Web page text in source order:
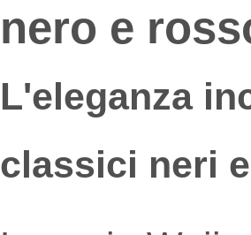
nero e
L'eleganza
classici neri